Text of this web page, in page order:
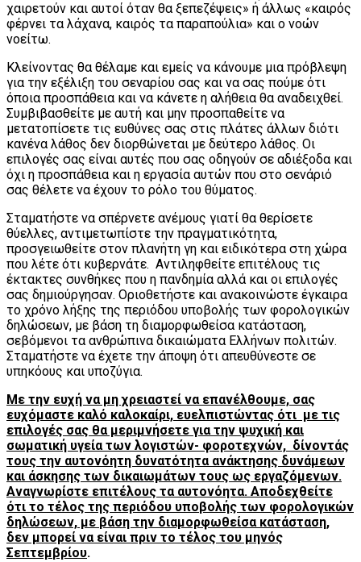
χαιρετούν και αυτοί όταν θα ξεπεζέψεις» ή άλλως «καιρός
φέρνει τα λάχανα, καιρός τα παραπούλια» και ο νοών
νοείτω.
Κλείνοντας θα θέλαμε και εμείς να κάνουμε μια πρόβλεψη
για την εξέλιξη του σεναρίου σας και να σας πούμε ότι
όποια προσπάθεια και να κάνετε η αλήθεια θα αναδειχθεί.
Συμβιβασθείτε με αυτή και μην προσπαθείτε να
μετατοπίσετε τις ευθύνες σας στις πλάτες άλλων διότι
κανένα λάθος δεν διορθώνεται με δεύτερο λάθος. Οι
επιλογές σας είναι αυτές που σας οδηγούν σε αδιέξοδα και
όχι η προσπάθεια και η εργασία αυτών που στο σενάριό
σας θέλετε να έχουν το ρόλο του θύματος.
Σταματήστε να σπέρνετε ανέμους γιατί θα θερίσετε
θύελλες, αντιμετωπίστε την πραγματικότητα,
προσγειωθείτε στον πλανήτη γη και ειδικότερα στη χώρα
που λέτε ότι κυβερνάτε. Αντιληφθείτε επιτέλους τις
έκτακτες συνθήκες που η πανδημία αλλά και οι επιλογές
σας δημιούργησαν. Οριοθετήστε και ανακοινώστε έγκαιρα
το χρόνο λήξης της περιόδου υποβολής των φορολογικών
δηλώσεων, με βάση τη διαμορφωθείσα κατάσταση,
σεβόμενοι τα ανθρώπινα δικαιώματα Ελλήνων πολιτών.
Σταματήστε να έχετε την άποψη ότι απευθύνεστε σε
υπηκόους και υποζύγια.
Με την ευχή να μη χρειαστεί να επανέλθουμε, σας
ευχόμαστε καλό καλοκαίρι, ευελπιστώντας ότι με τις
επιλογές σας θα μεριμνήσετε για την ψυχική και
σωματική υγεία των λογιστών- φοροτεχνών, δίνοντάς
τους την αυτονόητη δυνατότητα ανάκτησης δυνάμεων
και άσκησης των δικαιωμάτων τους ως εργαζόμενων.
Αναγνωρίστε επιτέλους τα αυτονόητα. Αποδεχθείτε
ότι το τέλος της περιόδου υποβολής των φορολογικών
δηλώσεων, με βάση την διαμορφωθείσα κατάσταση,
δεν μπορεί να είναι πριν το τέλος του μηνός
Σεπτεμβρίου.